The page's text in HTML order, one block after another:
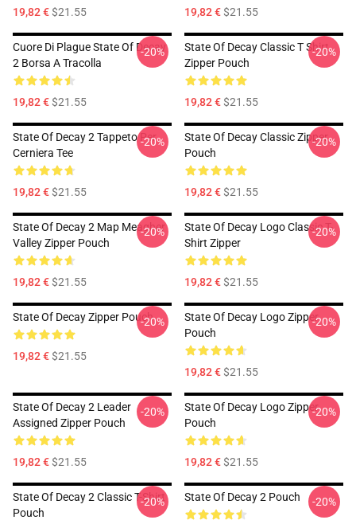
19,82 €$21.55 19,82 €$21.55
Cuore Di Plague State Of Decay
2 Borsa A Tracolla
19,82 €$21.55
-20%
State Of Decay Classic T Shirt
Zipper Pouch
19,82 €$21.55
-20%
State Of Decay 2 Tappeto Per
Cerniera Tee
19,82 €$21.55
-20%
State Of Decay Classic Zipper
Pouch
19,82 €$21.55
-20%
State Of Decay 2 Map Meagher
Valley Zipper Pouch
19,82 €$21.55
-20%
State Of Decay Logo Classic T-
Shirt Zipper
19,82 €$21.55
-20%
State Of Decay Zipper Pouch
19,82 €$21.55
-20%
State Of Decay Logo Zipper
Pouch
19,82 €$21.55
-20%
State Of Decay 2 Leader
Assigned Zipper Pouch
19,82 €$21.55
-20%
State Of Decay Logo Zipper
Pouch
19,82 €$21.55
-20%
State Of Decay 2 Classic T-Shirt
Pouch
-20% State Of Decay 2 Pouch -20%